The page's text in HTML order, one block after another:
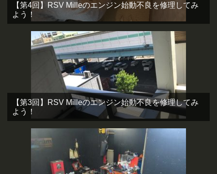
【第4回】RSV Milleのエンジン始動不良を修理してみ
よう！
【第3回】RSV Milleのエンジン始動不良を修理してみ
よう！